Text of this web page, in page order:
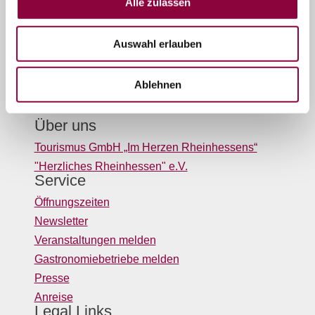
Auswahl erlauben
Ablehnen
Ihnen gerne weiter!
(0049) 06732 9519690
Oder einfach per E-Mail
info@tourismusgmbh.de
Über uns
Tourismus GmbH „Im Herzen Rheinhessens“
"Herzliches Rheinhessen" e.V.
Service
Öffnungszeiten
Newsletter
Veranstaltungen melden
Gastronomiebetriebe melden
Presse
Anreise
Legal Links